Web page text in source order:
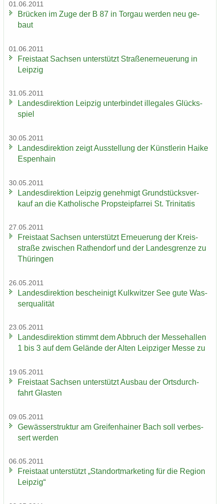
01.06.2011
Brü­cken im Zuge der B 87 in Tor­gau wer­den neu ge­
baut
01.06.2011
Frei­staat Sach­sen un­ter­stützt Stra­ßen­er­neue­rung in
Leip­zig
31.05.2011
Lan­des­di­rek­ti­on Leip­zig un­ter­bin­det il­le­ga­les Glücks­
spiel
30.05.2011
Lan­des­di­rek­ti­on zeigt Aus­stel­lung der Künst­le­rin Haike
Es­pen­hain
30.05.2011
Lan­des­di­rek­ti­on Leip­zig ge­neh­migt Grund­stücks­ver­
kauf an die Ka­tho­li­sche Propstei­pfar­rei St. Tri­ni­ta­tis
27.05.2011
Frei­staat Sach­sen un­ter­stützt Er­neue­rung der Kreis­
stra­ße zwi­schen Ra­then­dorf und der Lan­des­gren­ze zu
Thü­rin­gen
26.05.2011
Lan­des­di­rek­ti­on be­schei­nigt Kulk­wit­zer See gute Was­
ser­qua­li­tät
23.05.2011
Lan­des­di­rek­ti­on stimmt dem Ab­bruch der Mes­se­hal­len
1 bis 3 auf dem Ge­län­de der Alten Leip­zi­ger Messe zu
19.05.2011
Frei­staat Sach­sen un­ter­stützt Aus­bau der Orts­durch­
fahrt Glas­ten
09.05.2011
Ge­wäs­ser­struk­tur am Grei­fen­hai­ner Bach soll ver­bes­
sert wer­den
06.05.2011
Frei­staat un­ter­stützt „Stand­ort­mar­ke­ting für die Re­gi­on
Leip­zig“